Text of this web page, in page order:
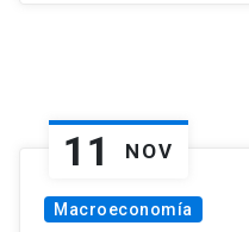
11 NOV
Macroeconomía